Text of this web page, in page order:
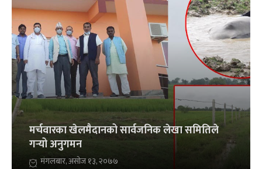
मर्चवारका खेलमैदानको सार्वजनिक लेखा समितिले
गर्‍यो अनुगमन
मंगलबार, असोज १३, २०७७